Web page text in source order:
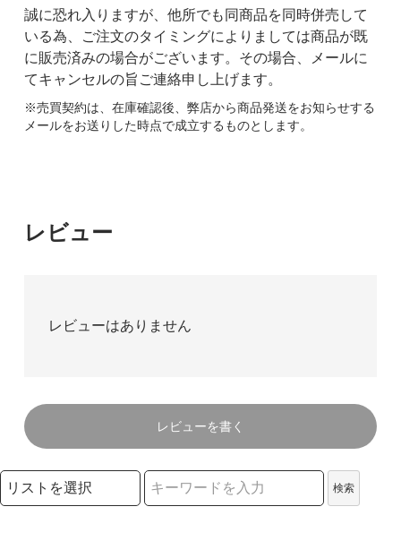
誠に恐れ入りますが、他所でも同商品を同時併売して
いる為、ご注文のタイミングによりましては商品が既
に販売済みの場合がございます。その場合、メールに
てキャンセルの旨ご連絡申し上げます。
※売買契約は、在庫確認後、弊店から商品発送をお知らせする
メールをお送りした時点で成立するものとします。
レビュー
レビューはありません
レビューを書く
検索リストの選択
検索